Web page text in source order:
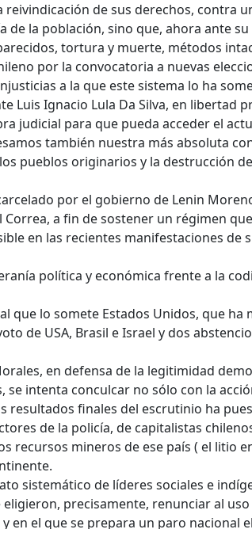
de sus derechos, contra
de la población, sino que, ahora ante
tortura y muerte, métodos
por la convocatoria a nuevas
a la que este sistema lo ha
Luis Ignacio Lula Da Silva, en libertad
judicial para que pueda acceder el
también nuestra más absoluta
pueblos originarios y la destrucción
por el gobierno de Lenin
a fin de sostener un régimen
en las recientes manifestaciones de
política y económica frente a la
que lo somete Estados Unidos, que ha
de USA, Brasil e Israel y dos
en defensa de la legitimidad
intenta conculcar no sólo con la
resultados finales del escrutinio ha
de la policía, de capitalistas
recursos mineros de ese país ( el litio
sistemático de líderes sociales e
precisamente, renunciar al
en el que se prepara un paro nacional